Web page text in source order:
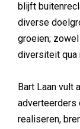
blijft
diverse
groeien;
diversiteit qua
Bart Laan vult
adverteerders
realiseren,